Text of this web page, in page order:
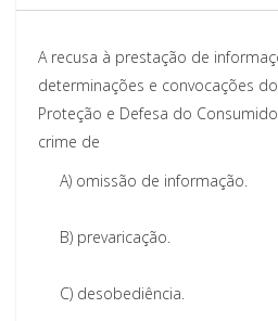
A recusa à prestação de
determinações e convocações
Proteção e Defesa do
crime de
A) omissão de informação.
B) prevaricação.
C) desobediência.